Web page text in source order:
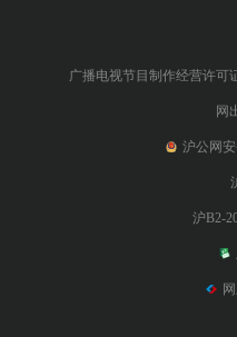
广播电视节目制作经营许可
网
沪公网安
沪B2-